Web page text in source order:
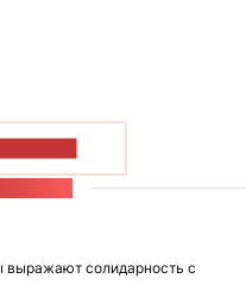
выражают солидарность с